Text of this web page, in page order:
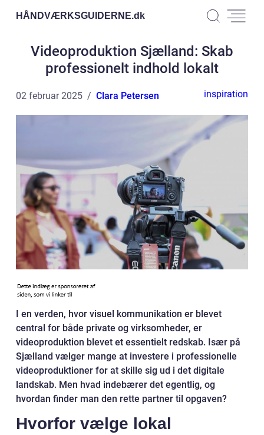
HÅNDVÆRKSGUIDERNE.dk
Videoproduktion Sjælland: Skab
professionelt indhold lokalt
02 februar 2025 Clara Petersen inspiration
I en verden, hvor visuel kommunikation er blevet
central for både private og virksomheder, er
videoproduktion blevet et essentielt redskab. Især på
Sjælland vælger mange at investere i professionelle
videoproduktioner for at skille sig ud i det digitale
landskab. Men hvad indebærer det egentlig, og
hvordan finder man den rette partner til opgaven?
Hvorfor vælge lokal